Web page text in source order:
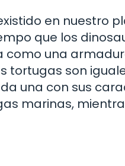
en nuestro
que los
como una
tortugas son
una con sus
marinas,